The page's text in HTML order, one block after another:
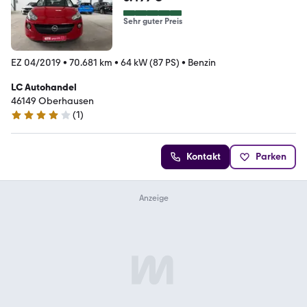
Sehr guter Preis
EZ 04/2019 • 70.681 km • 64 kW (87 PS) • Benzin
LC Autohandel
46149 Oberhausen
4 Sterne
(1)
Kontakt Parken